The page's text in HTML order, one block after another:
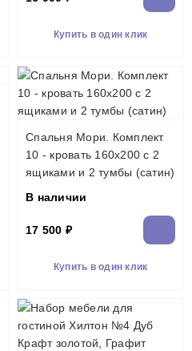
Купить в один клик
Спальня Мори. Комплект
10 - кровать 160х200 с 2
ящиками и 2 тумбы (сатин)
В наличии
17 500 ₽
Купить в один клик